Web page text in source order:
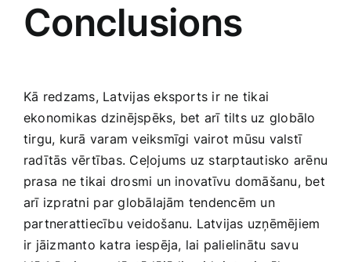
Conclusions
Kā⁤ redzams, Latvijas eksports ir ne tikai
ekonomikas dzinējspēks, bet ‌arī​ tilts uz globālo
tirgu, kurā varam veiksmīgi vairot mūsu valstī
radītās vērtības. Ceļojums ⁢uz starptautisko arēnu
prasa⁣ ne tikai drosmi un inovatīvu domāšanu, bet
arī izpratni⁤ par globālajām tendencēm un⁢
partnerattiecību veidošanu. Latvijas uzņēmējiem
ir jāizmanto katra iespēja, lai palielinātu ⁤savu